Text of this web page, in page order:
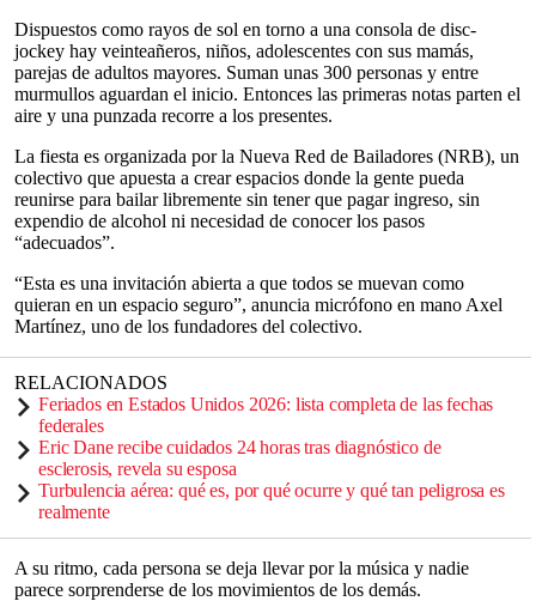
Dispuestos como rayos de sol en torno a una consola de disc-
jockey hay veinteañeros, niños, adolescentes con sus mamás,
parejas de adultos mayores. Suman unas 300 personas y entre
murmullos aguardan el inicio. Entonces las primeras notas parten el
aire y una punzada recorre a los presentes.
La fiesta es organizada por la Nueva Red de Bailadores (NRB), un
colectivo que apuesta a crear espacios donde la gente pueda
reunirse para bailar libremente sin tener que pagar ingreso, sin
expendio de alcohol ni necesidad de conocer los pasos
“adecuados”.
“Esta es una invitación abierta a que todos se muevan como
quieran en un espacio seguro”, anuncia micrófono en mano Axel
Martínez, uno de los fundadores del colectivo.
RELACIONADOS
Feriados en Estados Unidos 2026: lista completa de las fechas
federales
Eric Dane recibe cuidados 24 horas tras diagnóstico de
esclerosis, revela su esposa
Turbulencia aérea: qué es, por qué ocurre y qué tan peligrosa es
realmente
A su ritmo, cada persona se deja llevar por la música y nadie
parece sorprenderse de los movimientos de los demás.